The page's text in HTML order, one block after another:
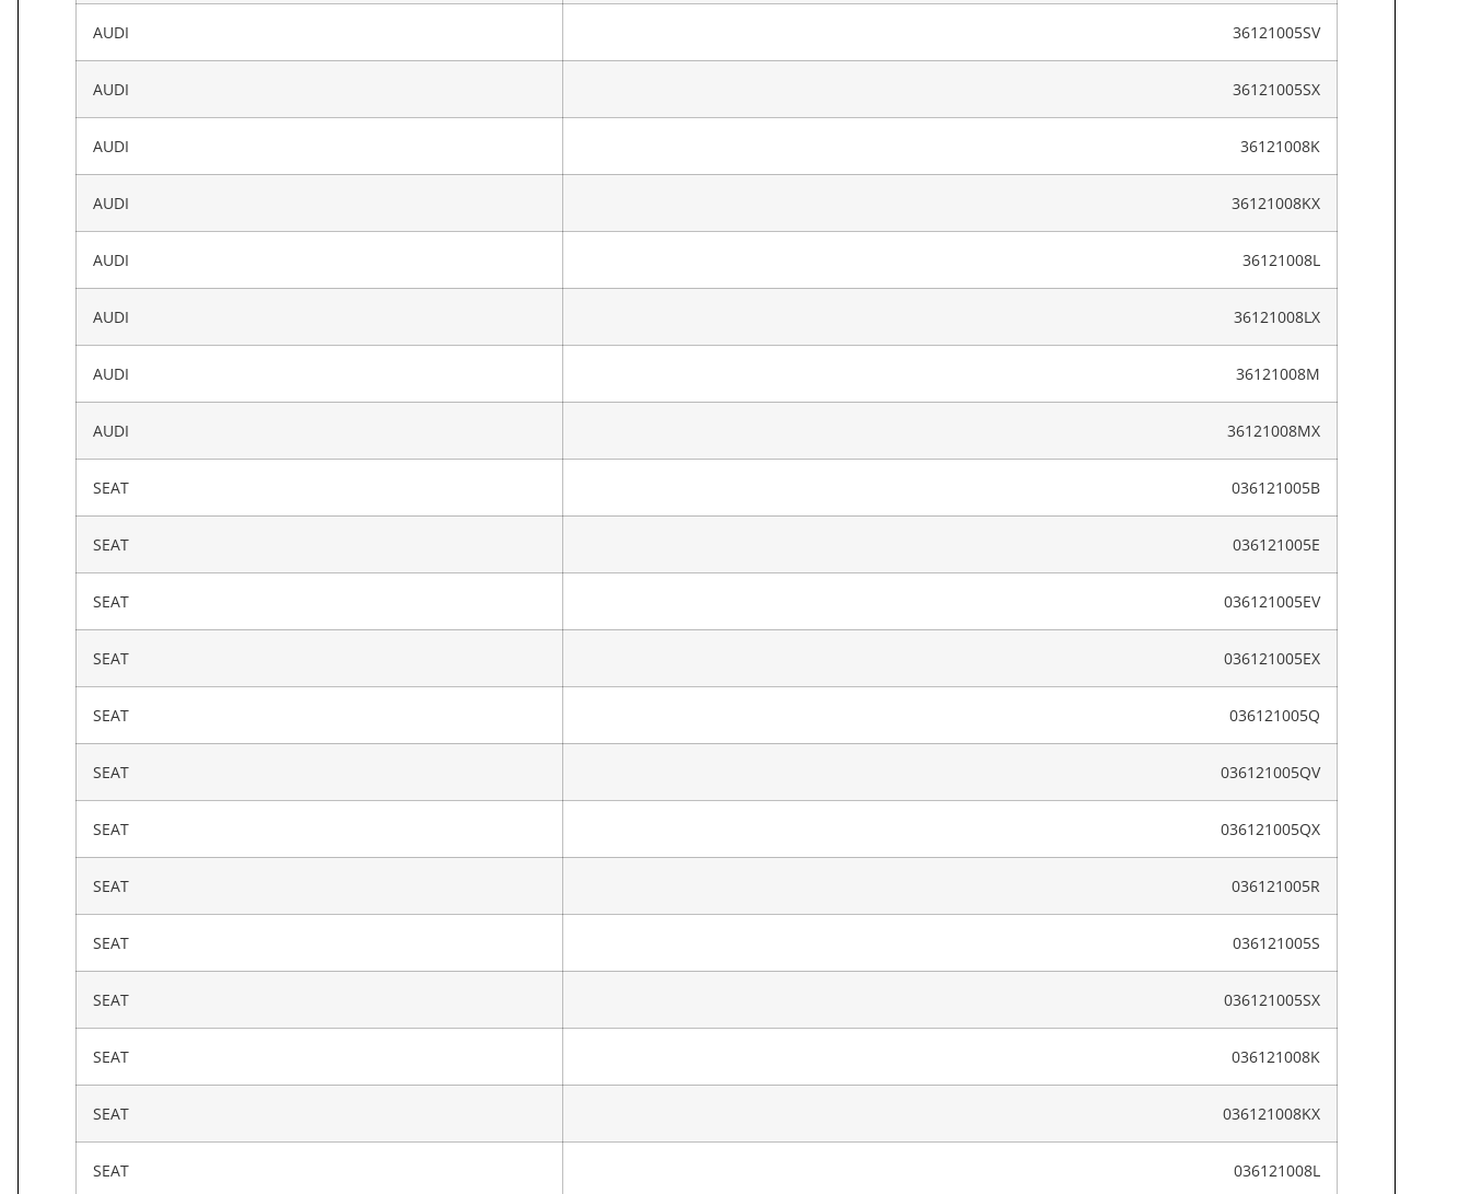
AUDI 36121005SV
AUDI 36121005SX
AUDI 36121008K
AUDI 36121008KX
AUDI 36121008L
AUDI 36121008LX
AUDI 36121008M
AUDI 36121008MX
SEAT 036121005B
SEAT 036121005E
SEAT 036121005EV
SEAT 036121005EX
SEAT 036121005Q
SEAT 036121005QV
SEAT 036121005QX
SEAT 036121005R
SEAT 036121005S
SEAT 036121005SX
SEAT 036121008K
SEAT 036121008KX
SEAT 036121008L